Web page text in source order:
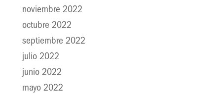
noviembre 2022
octubre 2022
septiembre 2022
julio 2022
junio 2022
mayo 2022